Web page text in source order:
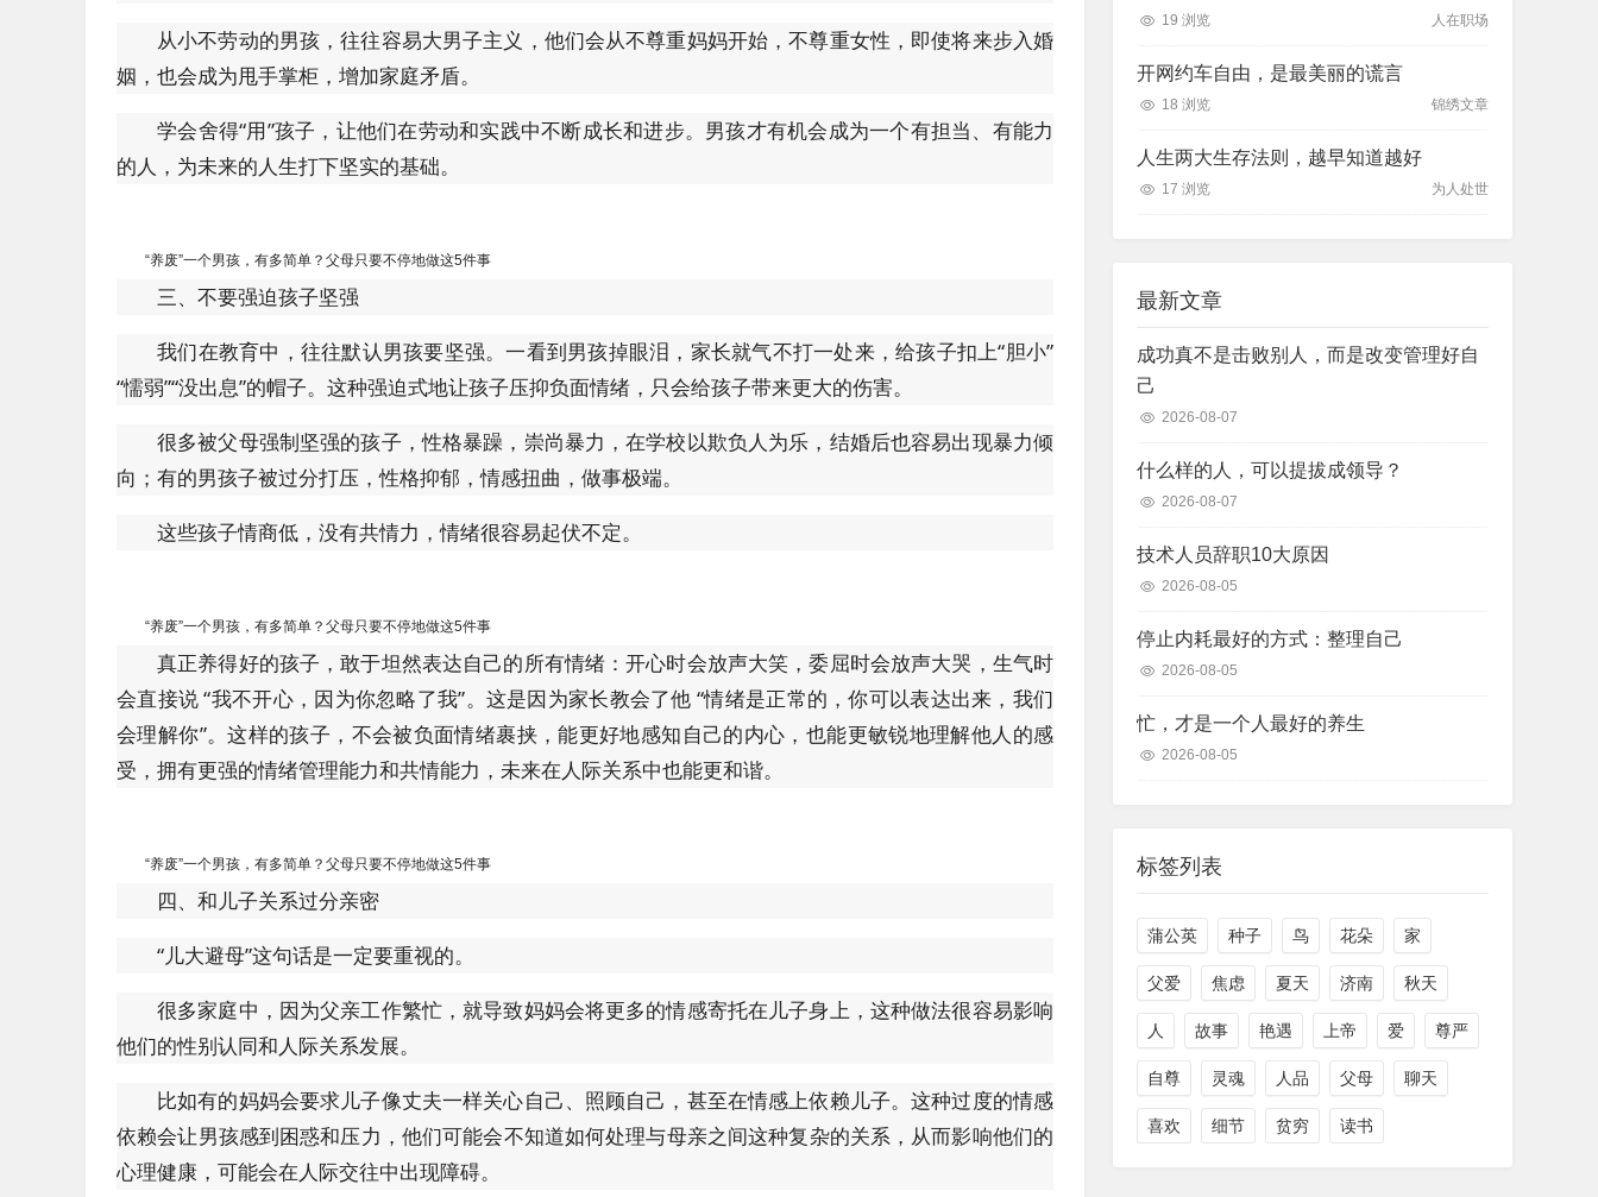
从小不劳动的男孩，往往容易大男子主义，他们会从不尊重妈妈开始，不尊重女性，即使将来步入婚
姻，也会成为甩手掌柜，增加家庭矛盾。
学会舍得“用”孩子，让他们在劳动和实践中不断成长和进步。男孩才有机会成为一个有担当、有能力
的人，为未来的人生打下坚实的基础。
“养废”一个男孩，有多简单？父母只要不停地做这5件事
三、不要强迫孩子坚强
我们在教育中，往往默认男孩要坚强。一看到男孩掉眼泪，家长就气不打一处来，给孩子扣上“胆小”
“懦弱”“没出息”的帽子。这种强迫式地让孩子压抑负面情绪，只会给孩子带来更大的伤害。
很多被父母强制坚强的孩子，性格暴躁，崇尚暴力，在学校以欺负人为乐，结婚后也容易出现暴力倾
向；有的男孩子被过分打压，性格抑郁，情感扭曲，做事极端。
这些孩子情商低，没有共情力，情绪很容易起伏不定。
“养废”一个男孩，有多简单？父母只要不停地做这5件事
真正养得好的孩子，敢于坦然表达自己的所有情绪：开心时会放声大笑，委屈时会放声大哭，生气时
会直接说 “我不开心，因为你忽略了我”。这是因为家长教会了他 “情绪是正常的，你可以表达出来，我们
会理解你”。这样的孩子，不会被负面情绪裹挟，能更好地感知自己的内心，也能更敏锐地理解他人的感
受，拥有更强的情绪管理能力和共情能力，未来在人际关系中也能更和谐。
“养废”一个男孩，有多简单？父母只要不停地做这5件事
四、和儿子关系过分亲密
“儿大避母”这句话是一定要重视的。
很多家庭中，因为父亲工作繁忙，就导致妈妈会将更多的情感寄托在儿子身上，这种做法很容易影响
他们的性别认同和人际关系发展。
比如有的妈妈会要求儿子像丈夫一样关心自己、照顾自己，甚至在情感上依赖儿子。这种过度的情感
依赖会让男孩感到困惑和压力，他们可能会不知道如何处理与母亲之间这种复杂的关系，从而影响他们的
心理健康，可能会在人际交往中出现障碍。
19 浏览 人在职场
开网约车自由，是最美丽的谎言
18 浏览 锦绣文章
人生两大生存法则，越早知道越好
17 浏览 为人处世
最新文章
成功真不是击败别人，而是改变管理好自
己
2026-08-07
什么样的人，可以提拔成领导？
2026-08-07
技术人员辞职10大原因
2026-08-05
停止内耗最好的方式：整理自己
2026-08-05
忙，才是一个人最好的养生
2026-08-05
标签列表
蒲公英 种子 鸟 花朵 家
父爱 焦虑 夏天 济南 秋天
人 故事 艳遇 上帝 爱 尊严
自尊 灵魂 人品 父母 聊天
喜欢 细节 贫穷 读书